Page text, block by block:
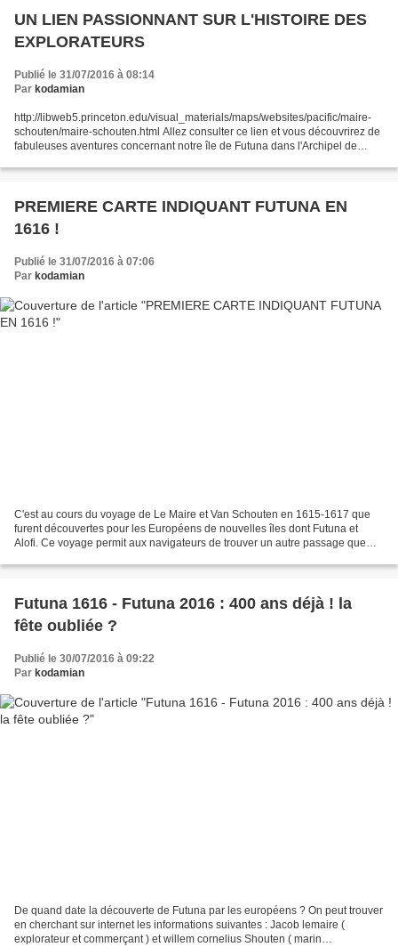
UN LIEN PASSIONNANT SUR L'HISTOIRE DES
EXPLORATEURS
Publié le 31/07/2016 à 08:14
Par kodamian
http://libweb5.princeton.edu/visual_materials/maps/websites/pacific/maire-
schouten/maire-schouten.html Allez consulter ce lien et vous découvrirez de
fabuleuses aventures concernant notre île de Futuna dans l'Archipel de
PREMIERE CARTE INDIQUANT FUTUNA EN
1616 !
Publié le 31/07/2016 à 07:06
Par kodamian
C'est au cours du voyage de Le Maire et Van Schouten en 1615-1617 que
furent découvertes pour les Européens de nouvelles îles dont Futuna et
Alofi. Ce voyage permit aux navigateurs de trouver un autre passage que
Futuna 1616 - Futuna 2016 : 400 ans déjà ! la
fête oubliée ?
Publié le 30/07/2016 à 09:22
Par kodamian
De quand date la découverte de Futuna par les européens ? On peut trouver
en cherchant sur internet les informations suivantes : Jacob lemaire (
explorateur et commerçant ) et willem cornelius Shouten ( marin